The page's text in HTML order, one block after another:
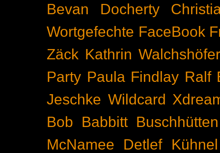
Bevan Docherty
Wortgefechte FaceBook
Zäck Kathrin Walchshöfer
Party Paula Findlay Ralf
Jeschke Wildcard
Bob Babbitt Buschhütten
McNamee
Detlef Kühnel